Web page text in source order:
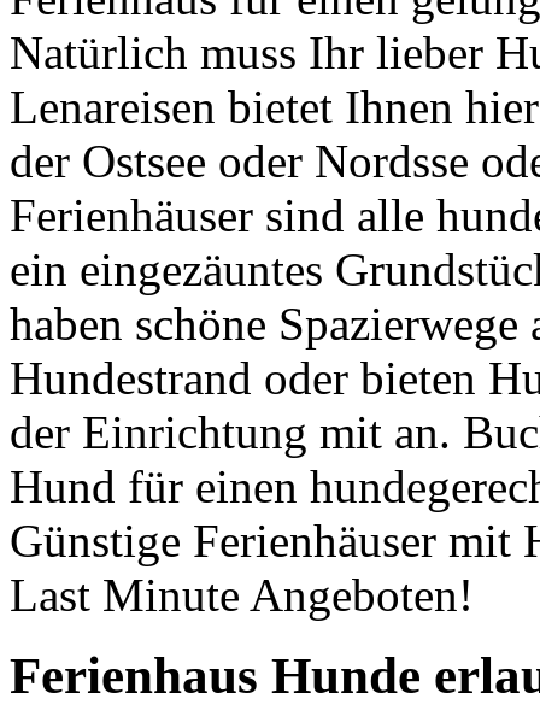
Natürlich muss Ihr lieber
Lenareisen bietet Ihnen
der Ostsee oder Nordsse
Ferienhäuser sind alle
ein eingezäuntes
haben schöne
Hundestrand oder bieten
der Einrichtung mit an.
Hund für einen
Günstige Ferienhäuser mit
Last Minute Angeboten!
Ferienhaus Hunde